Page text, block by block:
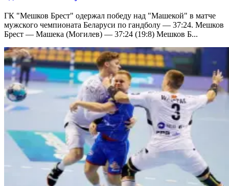
ГК "Мешков Брест" одержал победу над "Машекой" в матче
мужского чемпионата Беларуси по гандболу — 37:24. Мешков
Брест — Машека (Могилев) — 37:24 (19:8) Мешков Б...